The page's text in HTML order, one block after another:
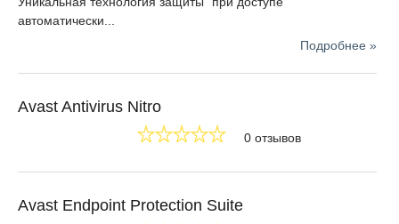
автоматически...
Подробнее »
Avast Antivirus Nitro
0 отзывов
Avast Endpoint Protection Suite